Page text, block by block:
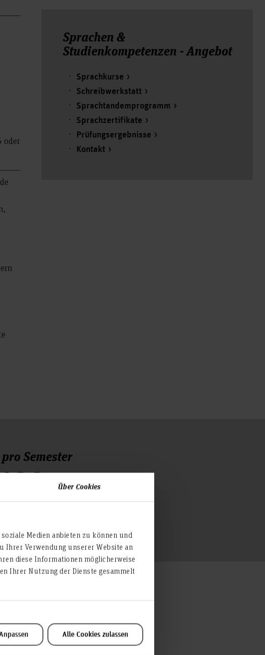
Über Cookies
Medien anbieten zu können und
Ihrer Verwendung unserer Website an
diese Informationen möglicherweise
Ihrer Nutzung der Dienste gesammelt
Alle Cookies zulassen
oder
Sprachen &
Studienkompetenzen - Angebot
Sprachkurse
Schreibwerkstatt
Sprachtandemprogramm
Sprachzertifikate
Prüfungsergebnisse
Kontakt
Semester
Teilen